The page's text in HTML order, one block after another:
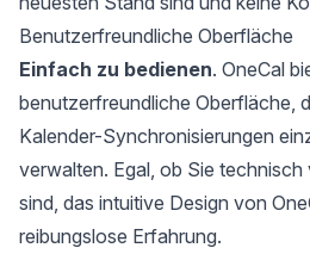
Benutzerfreundliche Oberfläche
Einfach zu bedienen. OneCal
benutzerfreundliche Oberfläche,
Kalender-Synchronisierungen
verwalten. Egal, ob Sie
sind, das intuitive Design von
reibungslose Erfahrung.